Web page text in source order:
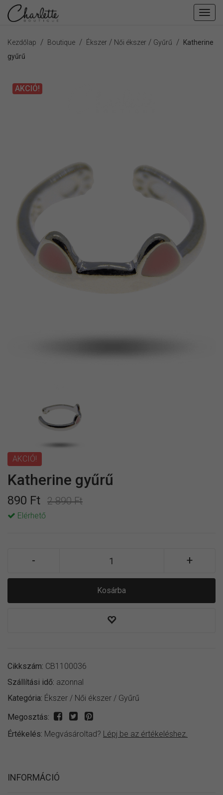
Kezdőlap / Boutique / Ékszer / Női ékszer / Gyűrű /
Katherine
gyűrű
AKCIÓ!
AKCIÓ!
Katherine gyűrű
890 Ft 2 890 Ft
Elérhető
Kosárba
Cikkszám: CB1100036
Szállítási idő: azonnal
Kategória: Ékszer / Női ékszer / Gyűrű
Megosztás:
Értékelés: Megvásároltad? Lépj be az értékeléshez.
INFORMÁCIÓ